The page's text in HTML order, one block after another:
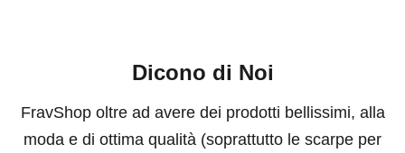
Dicono di Noi
FravShop oltre ad avere dei prodotti bellissimi, alla
moda e di ottima qualità (soprattutto le scarpe per